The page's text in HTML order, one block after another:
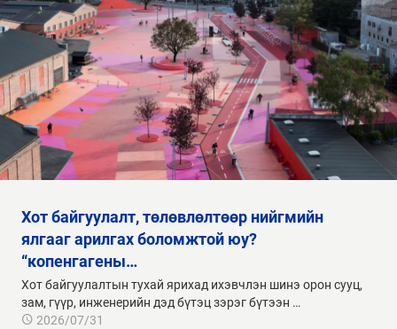
хот байгуулалт, төлөвлөлтөөр нийгмийн
ялгааг арилгах боломжтой юу?
“копенгагены…
Хот байгуулалтын тухай ярихад ихэвчлэн шинэ орон сууц,
зам, гүүр, инженерийн дэд бүтэц зэрэг бүтээн …
2026/07/31